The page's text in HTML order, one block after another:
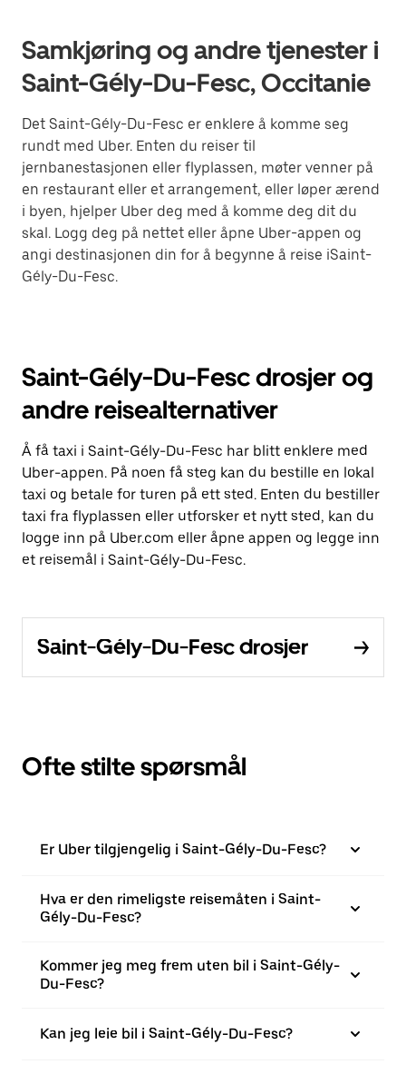
Samkjøring og andre tjenester i
Saint-Gély-Du-Fesc, Occitanie
Det Saint-Gély-Du-Fesc er enklere å komme seg
rundt med Uber. Enten du reiser til
jernbanestasjonen eller flyplassen, møter venner på
en restaurant eller et arrangement, eller løper ærend
i byen, hjelper Uber deg med å komme deg dit du
skal. Logg deg på nettet eller åpne Uber-appen og
angi destinasjonen din for å begynne å reise iSaint-
Gély-Du-Fesc.
Saint-Gély-Du-Fesc drosjer og
andre reisealternativer
Å få taxi i Saint-Gély-Du-Fesc har blitt enklere med
Uber-appen. På noen få steg kan du bestille en lokal
taxi og betale for turen på ett sted. Enten du bestiller
taxi fra flyplassen eller utforsker et nytt sted, kan du
logge inn på Uber.com eller åpne appen og legge inn
et reisemål i Saint-Gély-Du-Fesc.
Saint-Gély-Du-Fesc drosjer
Ofte stilte spørsmål
Er Uber tilgjengelig i Saint-Gély-Du-Fesc?
Hva er den rimeligste reisemåten i Saint-
Gély-Du-Fesc?
Kommer jeg meg frem uten bil i Saint-Gély-
Du-Fesc?
Kan jeg leie bil i Saint-Gély-Du-Fesc?